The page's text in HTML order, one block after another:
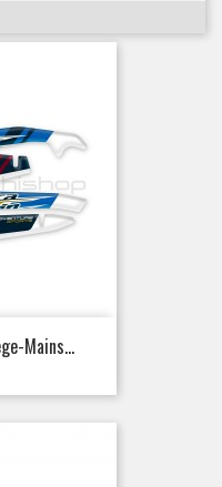
Mains...